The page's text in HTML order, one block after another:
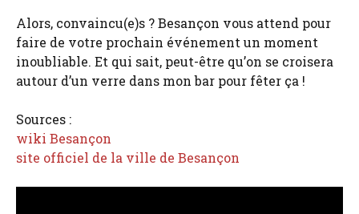
Alors, convaincu(e)s ? Besançon vous attend pour
faire de votre prochain événement un moment
inoubliable. Et qui sait, peut-être qu’on se croisera
autour d’un verre dans mon bar pour fêter ça !
Sources :
wiki Besançon
site officiel de la ville de Besançon